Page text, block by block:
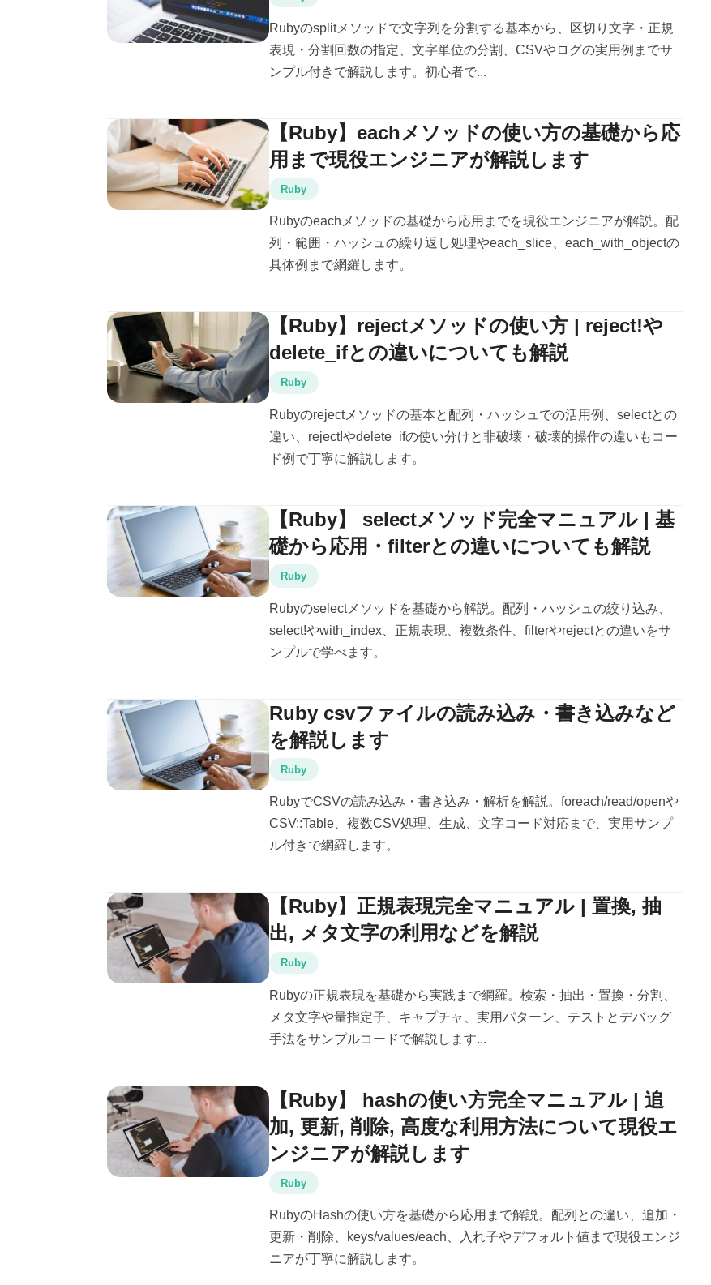
Rubyのsplitメソッドで文字列を分割する基本から、区切り文字・正規
表現・分割回数の指定、文字単位の分割、CSVやログの実用例までサ
ンプル付きで解説します。初心者で...
【Ruby】eachメソッドの使い方の基礎から応
用まで現役エンジニアが解説します
Ruby
Rubyのeachメソッドの基礎から応用までを現役エンジニアが解説。配
列・範囲・ハッシュの繰り返し処理やeach_slice、each_with_objectの
具体例まで網羅します。
【Ruby】rejectメソッドの使い方 | reject!や
delete_ifとの違いについても解説
Ruby
Rubyのrejectメソッドの基本と配列・ハッシュでの活用例、selectとの
違い、reject!やdelete_ifの使い分けと非破壊・破壊的操作の違いもコー
ド例で丁寧に解説します。
【Ruby】 selectメソッド完全マニュアル | 基
礎から応用・filterとの違いについても解説
Ruby
Rubyのselectメソッドを基礎から解説。配列・ハッシュの絞り込み、
select!やwith_index、正規表現、複数条件、filterやrejectとの違いをサ
ンプルで学べます。
Ruby csvファイルの読み込み・書き込みなど
を解説します
Ruby
RubyでCSVの読み込み・書き込み・解析を解説。foreach/read/openや
CSV::Table、複数CSV処理、生成、文字コード対応まで、実用サンプ
ル付きで網羅します。
【Ruby】正規表現完全マニュアル | 置換, 抽
出, メタ文字の利用などを解説
Ruby
Rubyの正規表現を基礎から実践まで網羅。検索・抽出・置換・分割、
メタ文字や量指定子、キャプチャ、実用パターン、テストとデバッグ
手法をサンプルコードで解説します...
【Ruby】 hashの使い方完全マニュアル | 追
加, 更新, 削除, 高度な利用方法について現役エ
ンジニアが解説します
Ruby
RubyのHashの使い方を基礎から応用まで解説。配列との違い、追加・
更新・削除、keys/values/each、入れ子やデフォルト値まで現役エンジ
ニアが丁寧に解説します。